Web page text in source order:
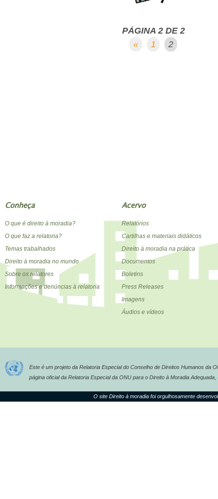
PÁGINA 2 DE 2
«
1 2
Conheça
O que é direito à moradia?
O que faz a relatoria?
Temas trabalhados
Direito à moradia no mundo
Sobre os relatores
Informações e denúncias à relatoria
Acervo
Relatórios
Cartilhas e materiais didáticos
Direito à moradia na prática
Documentos
Boletins
Press Releases
Imagens
Áudios e vídeos
Este é um projeto da Relatoria Especial do Conselho de Direitos Humanos da
página oficial da Relatoria Especial da ONU para o Direito à Moradia Adequada,
O site Direito à moradia foi orgulhosamente